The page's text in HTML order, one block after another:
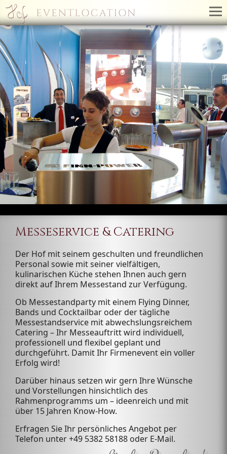
Messeservice & Catering
Der Hof mit seinem geschulten und freundlichen
Personal sowie mit seiner vielfältigen,
kulinarischen Küche stehen Ihnen auch gern
direkt auf Ihrem Messestand zur Verfügung.
Ob Messestandparty mit einem Flying Dinner,
Bands und Cocktailbar oder der tägliche
Messestandservice mit abwechslungsreichem
Catering – Ihr Messeauftritt wird individuell,
professionell und flexibel geplant und
durchgeführt. Damit Ihr Firmenevent ein voller
Erfolg wird!
Darüber hinaus setzen wir gern Ihre Wünsche
und Vorstellungen hinsichtlich des
Rahmenprogramms um – ideenreich und mit
über 15 Jahren Know-How.
Erfragen Sie Ihr persönliches Angebot per
Telefon unter +49 5382 58188 oder E-Mail.